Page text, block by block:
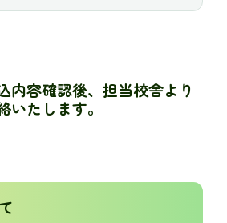
内容確認後、担当校舎より
いたします。